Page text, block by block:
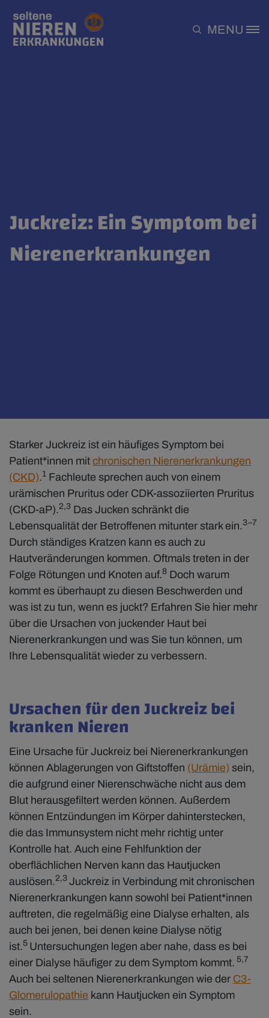
Site Logo MENU
Juckreiz: Ein Symptom bei
Nierenerkrankungen
Starker Juckreiz ist ein häufiges Symptom bei
Patient*innen mit chronischen Nierenerkrankungen
(CKD).1 Fachleute sprechen auch von einem
urämischen Pruritus oder CDK-assoziierten Pruritus
(CKD-aP).2,3 Das Jucken schränkt die
Lebensqualität der Betroffenen mitunter stark ein.3–7
Durch ständiges Kratzen kann es auch zu
Hautveränderungen kommen. Oftmals treten in der
Folge Rötungen und Knoten auf.8 Doch warum
kommt es überhaupt zu diesen Beschwerden und
was ist zu tun, wenn es juckt? Erfahren Sie hier mehr
über die Ursachen von juckender Haut bei
Nierenerkrankungen und was Sie tun können, um
Ihre Lebensqualität wieder zu verbessern.
Ursachen für den Juckreiz bei
kranken Nieren
Eine Ursache für Juckreiz bei Nierenerkrankungen
können Ablagerungen von Giftstoffen (Urämie) sein,
die aufgrund einer Nierenschwäche nicht aus dem
Blut herausgefiltert werden können. Außerdem
können Entzündungen im Körper dahinterstecken,
die das Immunsystem nicht mehr richtig unter
Kontrolle hat. Auch eine Fehlfunktion der
oberflächlichen Nerven kann das Hautjucken
auslösen.2,3 Juckreiz in Verbindung mit chronischen
Nierenerkrankungen kann sowohl bei Patient*innen
auftreten, die regelmäßig eine Dialyse erhalten, als
auch bei jenen, bei denen keine Dialyse nötig
ist.5 Untersuchungen legen aber nahe, dass es bei
einer Dialyse häufiger zu dem Symptom kommt. 5,7
Auch bei seltenen Nierenerkrankungen wie der C3-
Glomerulopathie kann Hautjucken ein Symptom
sein.